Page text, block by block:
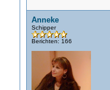
Anneke
Schipper
Berichten: 166